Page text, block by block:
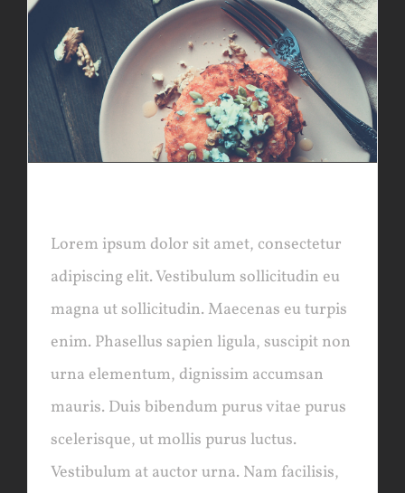
Lorem ipsum dolor sit amet, consectetur
adipiscing elit. Vestibulum sollicitudin eu
magna ut sollicitudin. Maecenas eu turpis
enim. Phasellus sapien ligula, suscipit non
urna elementum, dignissim accumsan
mauris. Duis bibendum purus vitae purus
scelerisque, ut mollis purus luctus.
Vestibulum at auctor urna. Nam facilisis,